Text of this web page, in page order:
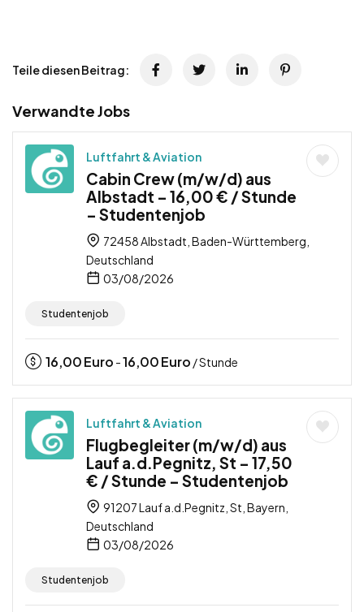
Teile diesen Beitrag:
Verwandte Jobs
Luftfahrt & Aviation
Cabin Crew (m/w/d) aus
Albstadt – 16,00 € / Stunde
– Studentenjob
72458 Albstadt, Baden-Württemberg,
Deutschland
03/08/2026
Studentenjob
16,00Euro -16,00Euro / Stunde
Luftfahrt & Aviation
Flugbegleiter (m/w/d) aus
Lauf a.d.Pegnitz, St – 17,50
€ / Stunde – Studentenjob
91207 Lauf a.d.Pegnitz, St, Bayern,
Deutschland
03/08/2026
Studentenjob